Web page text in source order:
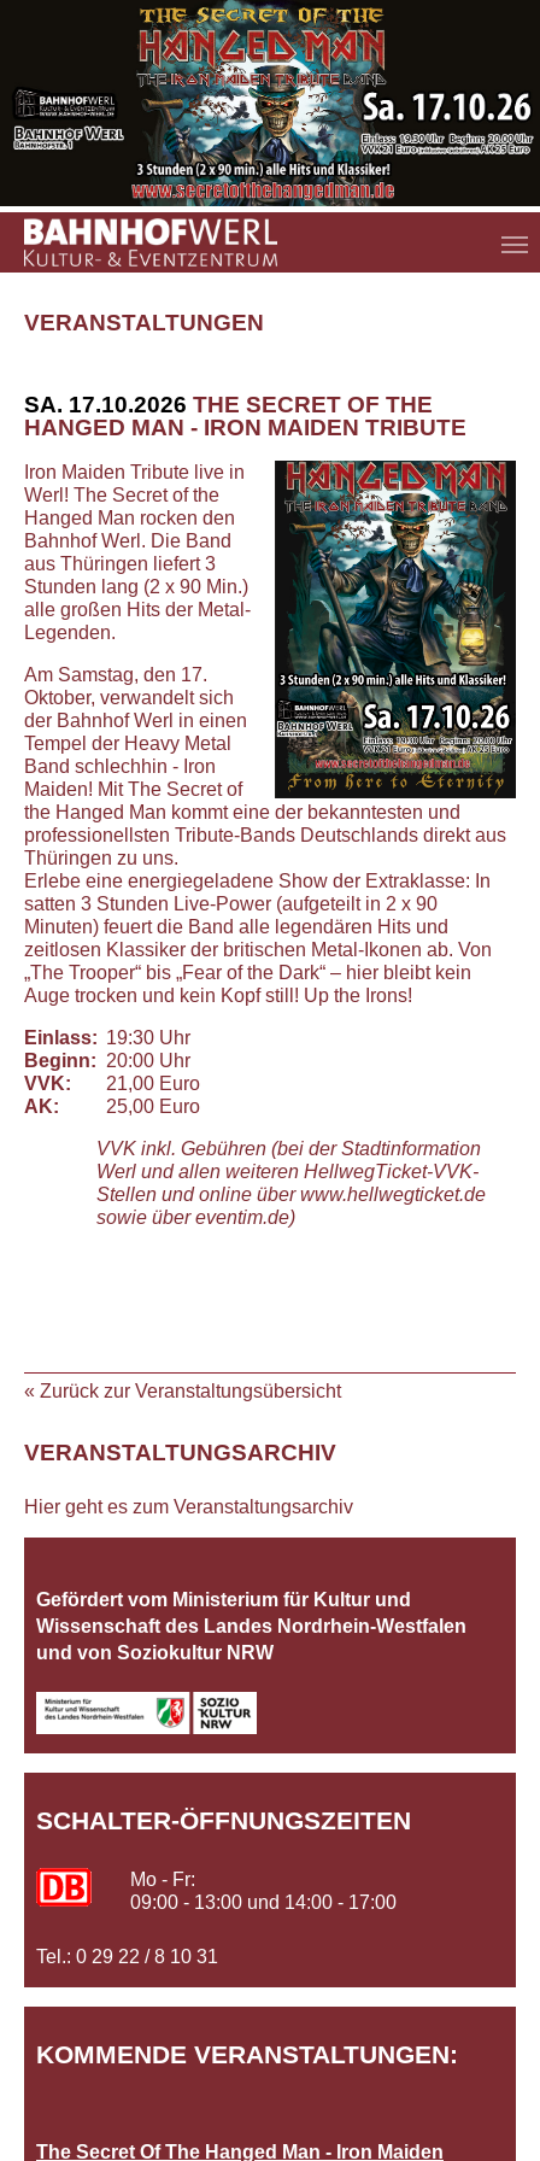
Zum Hauptinhalt springen
VERANSTALTUNGEN
SA. 17.10.2026 THE SECRET OF THE
HANGED MAN - IRON MAIDEN TRIBUTE
Iron Maiden Tribute live in
Werl! The Secret of the
Hanged Man rocken den
Bahnhof Werl. Die Band
aus Thüringen liefert 3
Stunden lang (2 x 90 Min.)
alle großen Hits der Metal-
Legenden.
Am Samstag, den 17.
Oktober, verwandelt sich
der Bahnhof Werl in einen
Tempel der Heavy Metal
Band schlechhin - Iron
Maiden! Mit The Secret of
the Hanged Man kommt eine der bekanntesten und
professionellsten Tribute-Bands Deutschlands direkt aus
Thüringen zu uns.
Erlebe eine energiegeladene Show der Extraklasse: In
satten 3 Stunden Live-Power (aufgeteilt in 2 x 90
Minuten) feuert die Band alle legendären Hits und
zeitlosen Klassiker der britischen Metal-Ikonen ab. Von
„The Trooper“ bis „Fear of the Dark“ – hier bleibt kein
Auge trocken und kein Kopf still! Up the Irons!
Einlass: 19:30 Uhr
Beginn: 20:00 Uhr
VVK:
21,00 Euro
AK:
25,00 Euro
VVK inkl. Gebühren (bei der Stadtinformation
Werl und allen weiteren HellwegTicket-VVK-
Stellen und online über www.hellwegticket.de
sowie über eventim.de)
« Zurück zur Veranstaltungsübersicht
VERANSTALTUNGSARCHIV
Hier geht es zum Veranstaltungsarchiv
Gefördert vom Ministerium für Kultur und
Wissenschaft des Landes Nordrhein‐Westfalen
und von Soziokultur NRW
SCHALTER-ÖFFNUNGSZEITEN
Mo - Fr:
09:00 - 13:00 und 14:00 - 17:00
Tel.: 0 29 22 / 8 10 31
KOMMENDE VERANSTALTUNGEN:
The Secret Of The Hanged Man - Iron Maiden